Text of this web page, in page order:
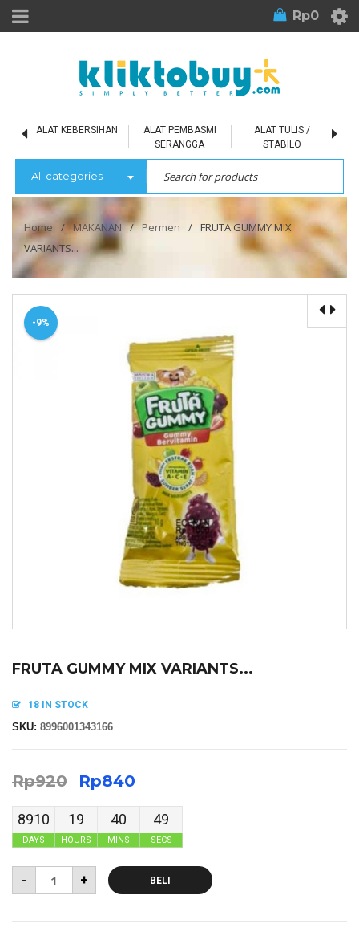
Rp0
ALAT KEBERSIHAN
ALAT PEMBASMI
SERANGGA
ALAT TULIS /
STABILO
All categories
Home / MAKANAN / Permen / FRUTA GUMMY MIX
VARIANTS...
-9%
FRUTA GUMMY MIX VARIANTS...
18 IN STOCK
SKU: 8996001343166
Rp920 Rp840
8910
DAYS
19
HOURS
40
MINS
49
SECS
- + BELI